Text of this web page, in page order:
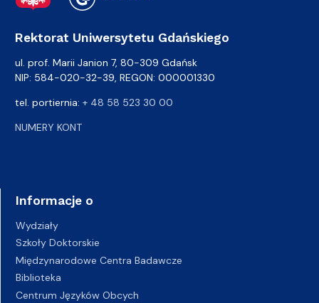
Rektorat Uniwersytetu Gdańskiego
ul. prof. Marii Janion 7, 80-309 Gdańsk
NIP: 584-020-32-39, REGON: 000001330
tel. portiernia: + 48 58 523 30 00
NUMERY KONT
Informacje o
Wydziały
Szkoły Doktorskie
Międzynarodowe Centra Badawcze
Biblioteka
Centrum Języków Obcych